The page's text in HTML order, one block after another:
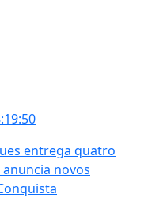
entrega quatro
novos